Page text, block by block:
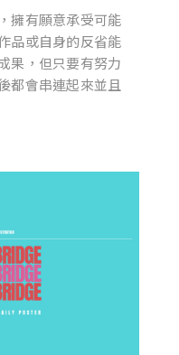
擁有願意承受可能
品或自身的反省能
果，但只要有努力
都會串連起來並且